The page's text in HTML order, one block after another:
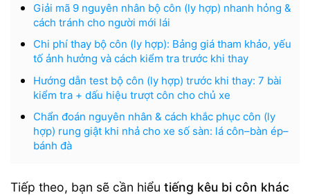
Giải mã 9 nguyên nhân bộ côn (ly hợp) nhanh hỏng &
cách tránh cho người mới lái
Chi phí thay bộ côn (ly hợp): Bảng giá tham khảo, yếu
tố ảnh hưởng và cách kiểm tra trước khi thay
Hướng dẫn test bộ côn (ly hợp) trước khi thay: 7 bài
kiểm tra + dấu hiệu trượt côn cho chủ xe
Chẩn đoán nguyên nhân & cách khắc phục côn (ly
hợp) rung giật khi nhả cho xe số sàn: lá côn–bàn ép–
bánh đà
Tiếp theo, bạn sẽ cần hiểu tiếng kêu bi côn khác